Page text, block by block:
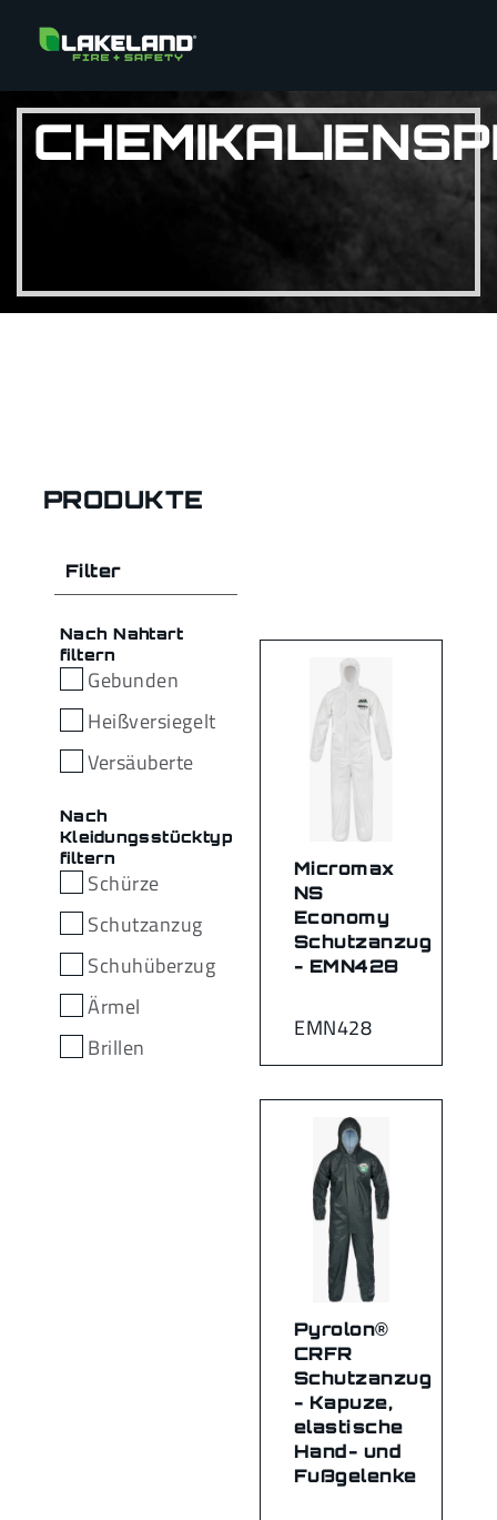
PRODUKTE
Filter
Nach Nahtart
filtern
Gebunden
Heißversiegelt
Versäuberte
Nach
Kleidungsstücktyp
filtern
Schürze
Schutzanzug
Schuhüberzug
Ärmel
Brillen
EMN428
Micromax
NS
Economy
Schutzanzug
- EMN428
Pyrolon®
CRFR
Schutzanzug
- Kapuze,
elastische
Hand- und
Fußgelenke